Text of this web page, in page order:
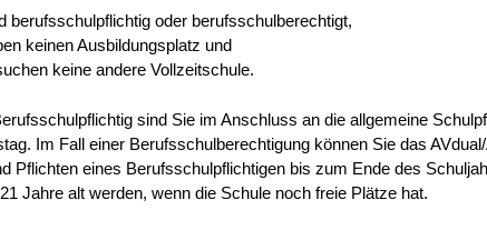
berufsschulpflichtig oder berufsschulberechtigt,
keinen Ausbildungsplatz und
keine andere Vollzeitschule.
sind Sie im Anschluss an die allgemeine
Im Fall einer Berufsschulberechtigung können Sie das
Pflichten eines Berufsschulpflichtigen bis zum Ende des
Jahre alt werden, wenn die Schule noch freie Plätze hat.